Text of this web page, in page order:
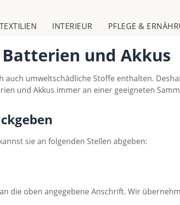
TEXTILIEN IN­TE­RI­EUR PFLEGE &
und Akkus
umweltschädliche Stoffe enthalten.
und Akkus immer an einer geeigneten
sie an folgenden Stellen abgeben:
die oben angegebene Anschrift. Wir